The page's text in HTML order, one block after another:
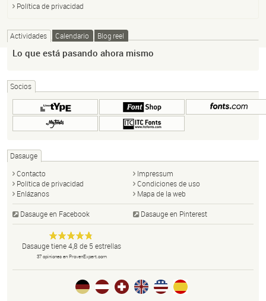
Política de privacidad
Actividades Calendario Blog reel
Lo que está pasando ahora mismo
Socios
Dasauge
Contacto
Impressum
Política de privacidad
Condiciones de uso
Enlázanos
Mapa de la web
Dasauge en Facebook Dasauge en Pinterest
Dasauge
Portal de
diseño:
disñadores,
artistas
gráficos,
Anonym
Dasaugetiene4,8 de 5 estrellas
37opiniones en ProvenExpert.com